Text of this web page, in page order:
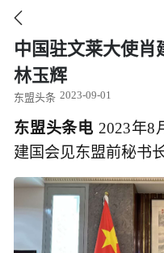

中国驻文莱大使肖
林玉辉
东盟头条 2023-09-01
东盟头条电 2023年8
建国会见东盟前秘书